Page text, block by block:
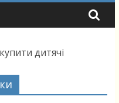
дитячі